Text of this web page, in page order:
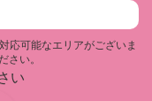
応可能なエリアがございま
さい。
い